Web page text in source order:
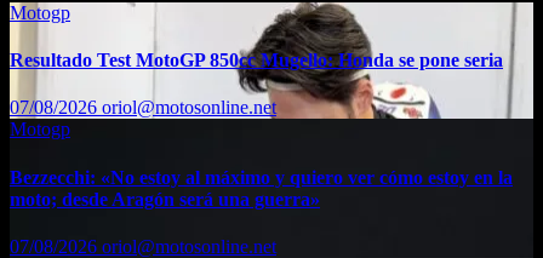
Motogp
Resultado Test MotoGP 850cc Mugello: Honda se pone seria
07/08/2026 oriol@motosonline.net
Motogp
Bezzecchi: «No estoy al máximo y quiero ver cómo estoy en la
moto; desde Aragón será una guerra»
07/08/2026 oriol@motosonline.net